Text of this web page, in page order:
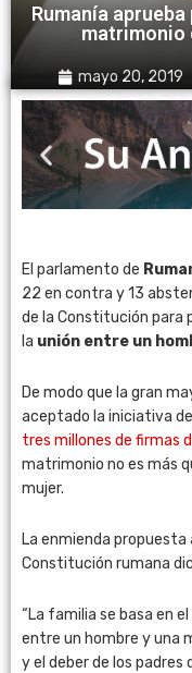
Rumanía
matrimonio
mayo 20, 2019
El parlamento de
22 en contra y 13
de la Constitución para
la unión entre un
De modo que la gran
aceptado la iniciativa
tres millones de firmas
matrimonio no es más
mujer.
La enmienda
Constitución rumana
“La familia se basa en
entre un hombre y una
y el deber de los padres